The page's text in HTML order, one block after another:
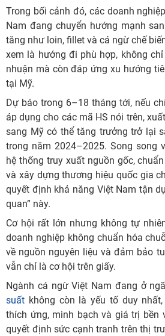
Trong bối cảnh đó, các doanh
Nam đang chuyển hướng mạnh
tăng như loin, fillet và cá ngừ chế
xem là hướng đi phù hợp, không
nhuận mà còn đáp ứng xu hướng
tại Mỹ.
Dự báo trong 6–18 tháng tới, nếu
áp dụng cho các mã HS nói trên,
sang Mỹ có thể tăng trưởng trở lại
trong năm 2024–2025. Song song
hệ thống truy xuất nguồn gốc,
và xây dựng thương hiệu quốc gia
quyết định khả năng Việt Nam tận
quan” này.
Cơ hội rất lớn nhưng không tự
doanh nghiệp không chuẩn hóa
về nguồn nguyên liệu và đảm bảo
vẫn chỉ là cơ hội trên giấy.
Ngành cá ngừ Việt Nam đang ở
suất không còn là yếu tố duy
thích ứng, minh bạch và giá trị bền
quyết định sức cạnh tranh trên thị